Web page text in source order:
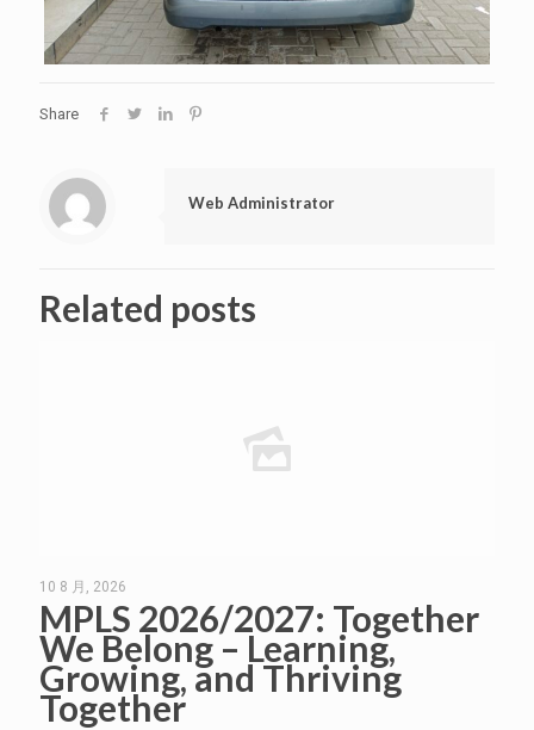
Share
Web Administrator
Related posts
10 8 月, 2026
MPLS 2026/2027: Together
We Belong – Learning,
Growing, and Thriving
Together